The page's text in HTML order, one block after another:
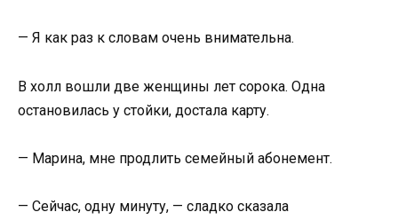
— Я как раз к словам очень внимательна.
В холл вошли две женщины лет сорока. Одна
остановилась у стойки, достала карту.
— Марина, мне продлить семейный абонемент.
— Сейчас, одну минуту, — сладко сказала